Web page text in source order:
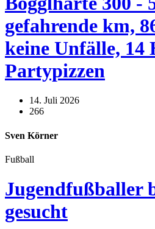
gefahrende km,
keine Unfälle, 14
Partypizzen
14. Juli 2026
266
Sven Körner
Fußball
Jugendfußballer
gesucht